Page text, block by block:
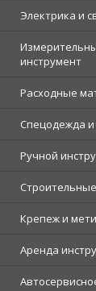
Электрика и
инструмент
Расходные
Спецодежда
Ручной
Крепеж и
Аренда